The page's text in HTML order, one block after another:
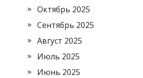
Октябрь 2025
Сентябрь 2025
Август 2025
Июль 2025
Июнь 2025